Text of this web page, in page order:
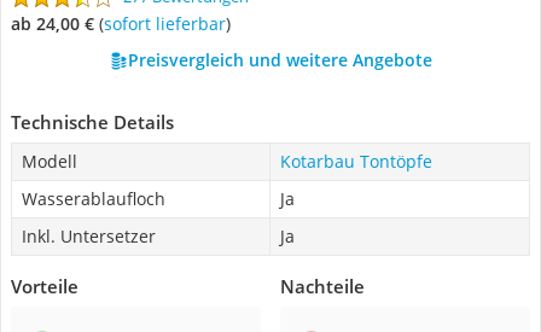
ab 24,00 € ( Sofort lieferbar)
Preisvergleich und weitere Angebote
Technische Details
Modell
Kotarbau Tontöpfe
Wasserablaufloch
Ja
Inkl. Untersetzer
Ja
Vorteile Nachteile